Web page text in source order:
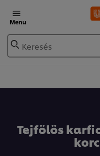
Menu
Keresés
Tejfölös